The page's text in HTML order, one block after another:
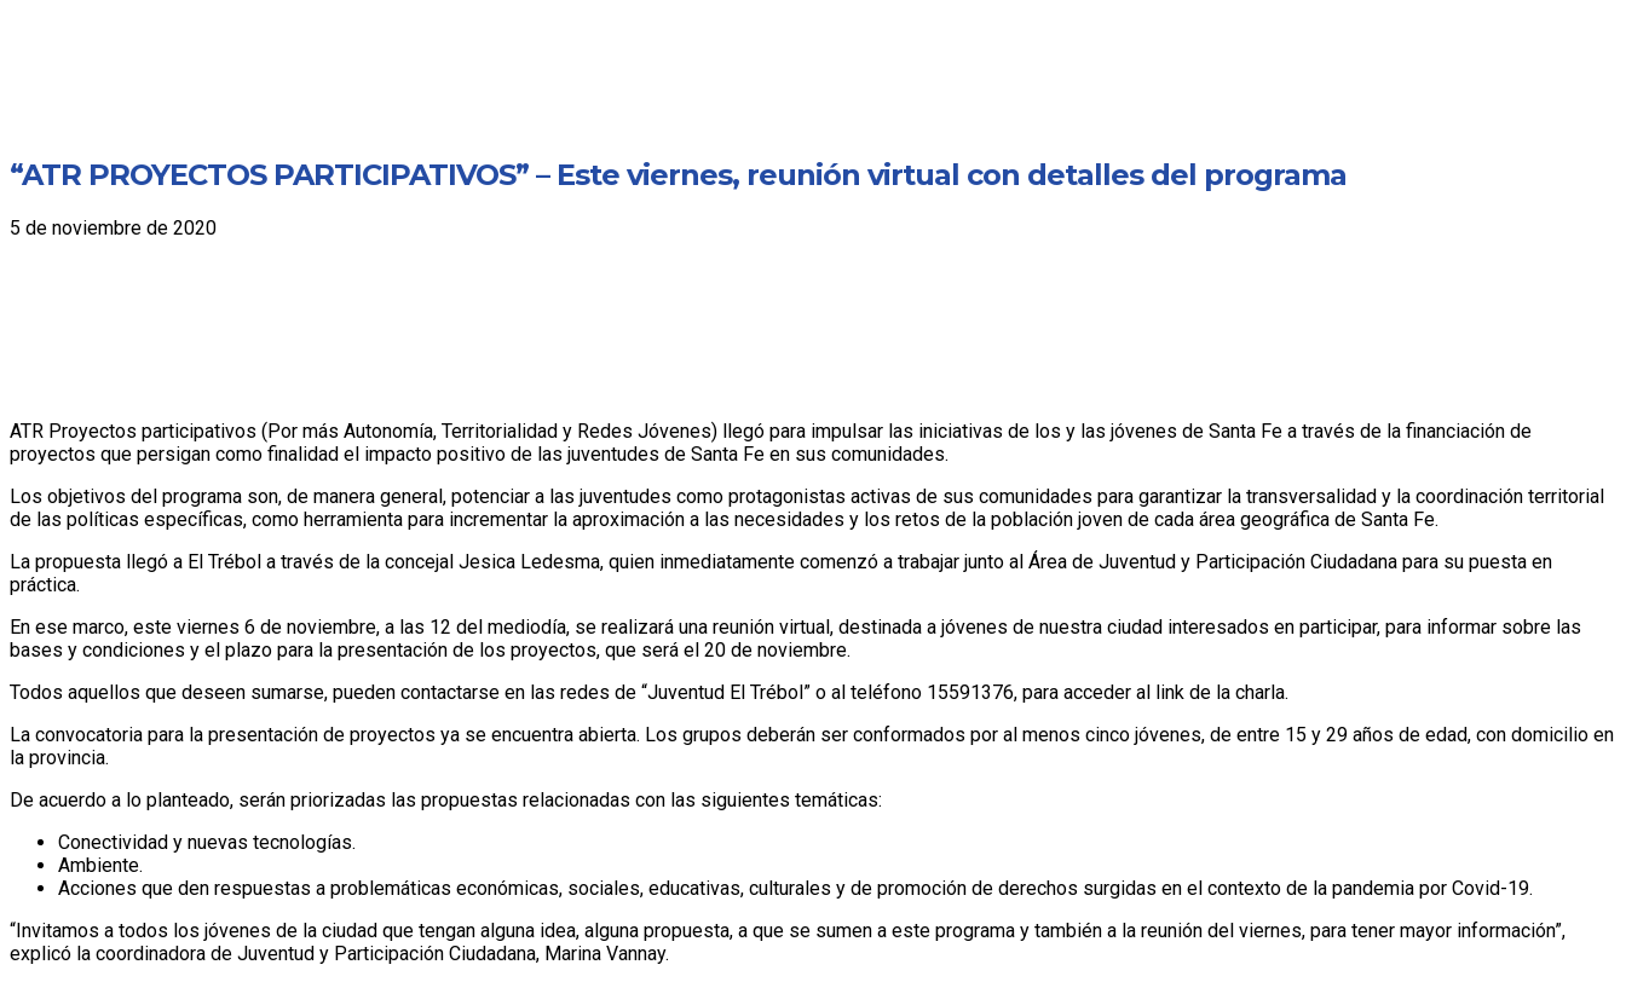
“ATR PROYECTOS PARTICIPATIVOS” – Este viernes, reunión virtual con detalles del programa
5 de noviembre de 2020
ATR Proyectos participativos (Por más Autonomía, Territorialidad y Redes Jóvenes) llegó para impulsar las iniciativas de los y las jóvenes de Santa Fe a través de la financiación de
proyectos que persigan como finalidad el impacto positivo de las juventudes de Santa Fe en sus comunidades.
Los objetivos del programa son, de manera general, potenciar a las juventudes como protagonistas activas de sus comunidades para garantizar la transversalidad y la coordinación territorial
de las políticas específicas, como herramienta para incrementar la aproximación a las necesidades y los retos de la población joven de cada área geográfica de Santa Fe.
La propuesta llegó a El Trébol a través de la concejal Jesica Ledesma, quien inmediatamente comenzó a trabajar junto al Área de Juventud y Participación Ciudadana para su puesta en
práctica.
En ese marco, este viernes 6 de noviembre, a las 12 del mediodía, se realizará una reunión virtual, destinada a jóvenes de nuestra ciudad interesados en participar, para informar sobre las
bases y condiciones y el plazo para la presentación de los proyectos, que será el 20 de noviembre.
Todos aquellos que deseen sumarse, pueden contactarse en las redes de “Juventud El Trébol” o al teléfono 15591376, para acceder al link de la charla.
La convocatoria para la presentación de proyectos ya se encuentra abierta. Los grupos deberán ser conformados por al menos cinco jóvenes, de entre 15 y 29 años de edad, con domicilio en
la provincia.
De acuerdo a lo planteado, serán priorizadas las propuestas relacionadas con las siguientes temáticas:
Conectividad y nuevas tecnologías.
Ambiente.
Acciones que den respuestas a problemáticas económicas, sociales, educativas, culturales y de promoción de derechos surgidas en el contexto de la pandemia por Covid-19.
“Invitamos a todos los jóvenes de la ciudad que tengan alguna idea, alguna propuesta, a que se sumen a este programa y también a la reunión del viernes, para tener mayor información”,
explicó la coordinadora de Juventud y Participación Ciudadana, Marina Vannay.